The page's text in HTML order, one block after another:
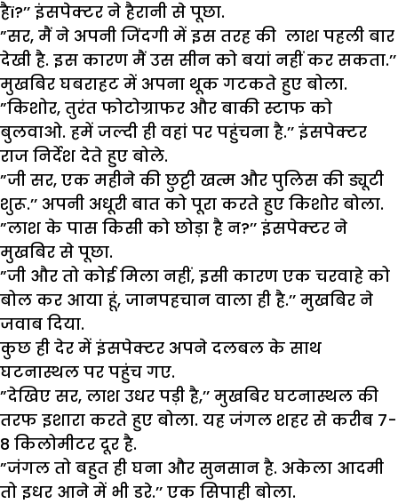
हैï?’’ इंसपेक्टर ने हैरानी से पूछा.
”सर, मैं ने अपनी जिंदगी में इस तरह की लाश पहली बार
देखी है. इस कारण मैं उस सीन को बयां नहीं कर सकता.’’
मुखबिर घबराहट में अपना थूक गटकते हुए बोला.
”किशोर, तुरंत फोटोग्राफर और बाकी स्टाफ को
बुलवाओ. हमें जल्दी ही वहां पर पहुंचना है.’’ इंसपेक्टर
राज निर्देश देते हुए बोले.
”जी सर, एक महीने की छुट्टी खत्म और पुलिस की ड्यूटी
शुरू.’’ अपनी अधूरी बात को पूरा करते हुए किशोर बोला.
”लाश के पास किसी को छोड़ा है न?’’ इंसपेक्टर ने
मुखबिर से पूछा.
”जी और तो कोई मिला नहीं, इसी कारण एक चरवाहे को
बोल कर आया हूं, जानपहचान वाला ही है.’’ मुखबिर ने
जवाब दिया.
कुछ ही देर में इंसपेक्टर अपने दलबल के साथ
घटनास्थल पर पहुंच गए.
”देखिए सर, लाश उधर पड़ी है,’’ मुखबिर घटनास्थल की
तरफ इशारा करते हुए बोला. यह जंगल शहर से करीब 7-
8 किलोमीटर दूर है.
”जंगल तो बहुत ही घना और सुनसान है. अकेला आदमी
तो इधर आने में भी डरे.’’ एक सिपाही बोला.